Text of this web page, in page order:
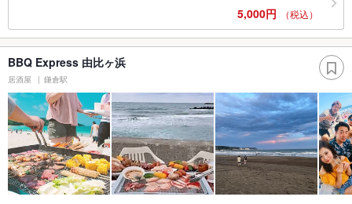
5,000円 （税込）
BBQ Express 由比ヶ浜
居酒屋 鎌倉駅